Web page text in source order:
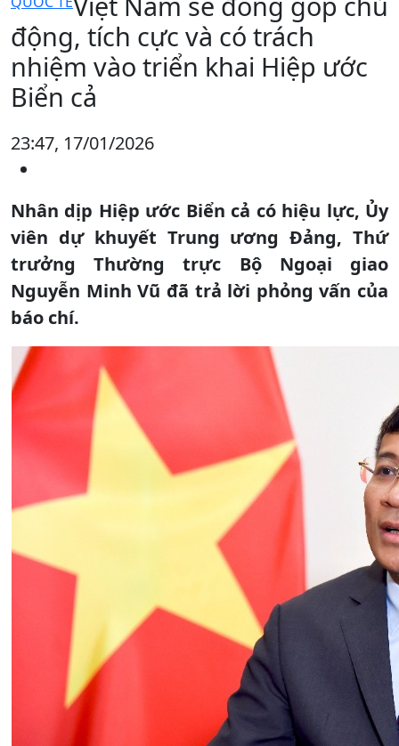
động, tích cực và có trách
nhiệm vào triển khai Hiệp ước
Biển cả
23:47, 17/01/2026
Nhân dịp Hiệp ước Biển cả có hiệu lực, Ủy
viên dự khuyết Trung ương Đảng, Thứ
trưởng Thường trực Bộ Ngoại giao
Nguyễn Minh Vũ đã trả lời phỏng vấn của
báo chí.